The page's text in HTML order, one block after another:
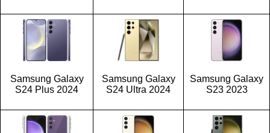
Samsung Galaxy
S24 Plus 2024
Samsung Galaxy
S24 Ultra 2024
Samsung Galaxy
S23 2023